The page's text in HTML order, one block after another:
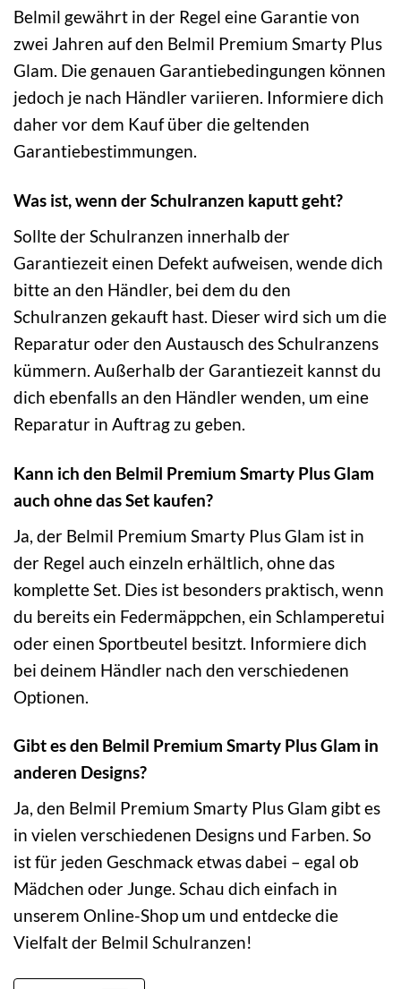
Belmil gewährt in der Regel eine Garantie von
zwei Jahren auf den Belmil Premium Smarty Plus
Glam. Die genauen Garantiebedingungen können
jedoch je nach Händler variieren. Informiere dich
daher vor dem Kauf über die geltenden
Garantiebestimmungen.
Was ist, wenn der Schulranzen kaputt geht?
Sollte der Schulranzen innerhalb der
Garantiezeit einen Defekt aufweisen, wende dich
bitte an den Händler, bei dem du den
Schulranzen gekauft hast. Dieser wird sich um die
Reparatur oder den Austausch des Schulranzens
kümmern. Außerhalb der Garantiezeit kannst du
dich ebenfalls an den Händler wenden, um eine
Reparatur in Auftrag zu geben.
Kann ich den Belmil Premium Smarty Plus Glam
auch ohne das Set kaufen?
Ja, der Belmil Premium Smarty Plus Glam ist in
der Regel auch einzeln erhältlich, ohne das
komplette Set. Dies ist besonders praktisch, wenn
du bereits ein Federmäppchen, ein Schlamperetui
oder einen Sportbeutel besitzt. Informiere dich
bei deinem Händler nach den verschiedenen
Optionen.
Gibt es den Belmil Premium Smarty Plus Glam in
anderen Designs?
Ja, den Belmil Premium Smarty Plus Glam gibt es
in vielen verschiedenen Designs und Farben. So
ist für jeden Geschmack etwas dabei – egal ob
Mädchen oder Junge. Schau dich einfach in
unserem Online-Shop um und entdecke die
Vielfalt der Belmil Schulranzen!